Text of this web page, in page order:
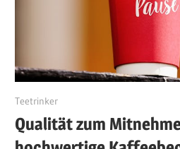
März 24, 2026
Teetrinker
Qualität zum